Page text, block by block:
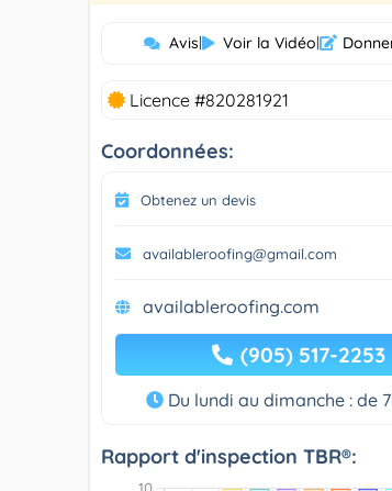
Avis| Voir la Vidéo|
Licence #820281921
Coordonnées:
Obtenez un devis
availableroofing@gmail.com
availableroofing.com
(905) 517-2253
Du lundi au dimanche : de
Rapport d'inspection TBR®: